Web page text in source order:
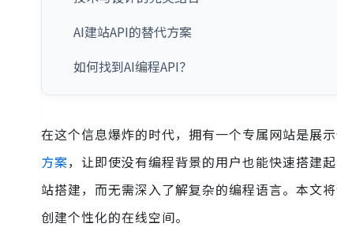
AI建站API的替代方案
如何找到AI编程API？
在这个信息爆炸的时代，拥有一个专属网站是展
方案，让即使没有编程背景的用户也能快速搭建
站搭建，而无需深入了解复杂的编程语言。本文
创建个性化的在线空间。